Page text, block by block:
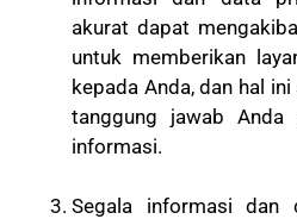
akurat dapat
untuk memberikan
kepada Anda, dan hal
tanggung jawab Anda
informasi.
Segala informasi dan